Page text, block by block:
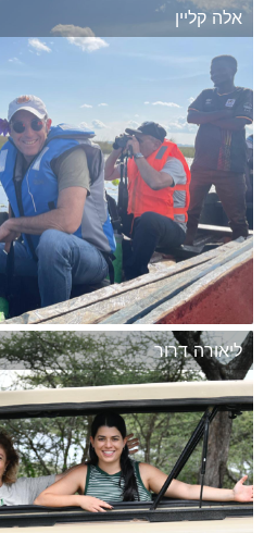
המשך
אלה קליין
המשך
ליאורה דרור